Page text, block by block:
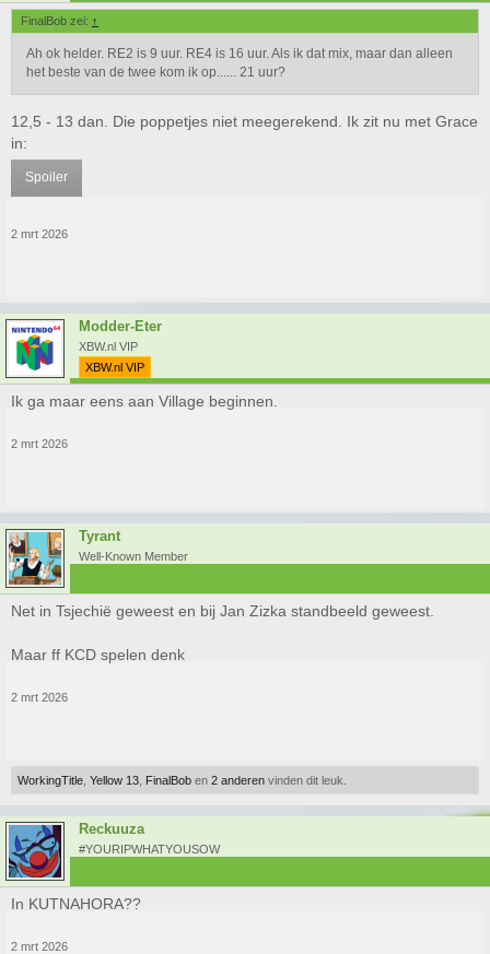
FinalBob zei: ↑
Ah ok helder. RE2 is 9 uur. RE4 is 16 uur. Als ik dat mix, maar dan alleen
het beste van de twee kom ik op...... 21 uur?
12,5 - 13 dan. Die poppetjes niet meegerekend. Ik zit nu met Grace
in:
Spoiler
2 mrt 2026
Modder-Eter
XBW.nl VIP
XBW.nl VIP
Ik ga maar eens aan Village beginnen.
2 mrt 2026
Tyrant
Well-Known Member
Net in Tsjechië geweest en bij Jan Zizka standbeeld geweest.
Maar ff KCD spelen denk
2 mrt 2026
WorkingTitle Yellow 13 FinalBob en 2 anderen vinden dit leuk.
Reckuuza
#YOURIPWHATYOUSOW
In KUTNAHORA??
2 mrt 2026